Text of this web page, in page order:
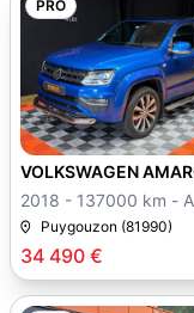
PRO
34 490 €
VOLKSWAGEN
Puygouzon (81990)